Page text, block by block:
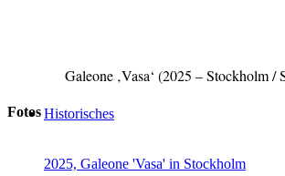
Historisches
Galeone ‚Vasa‘ (2025 – Stockholm /
Fotos
2025, Galeone 'Vasa' in Stockholm